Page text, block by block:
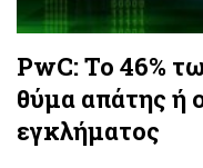
PwC: Το 46%
θύμα απάτης ή
εγκλήματος